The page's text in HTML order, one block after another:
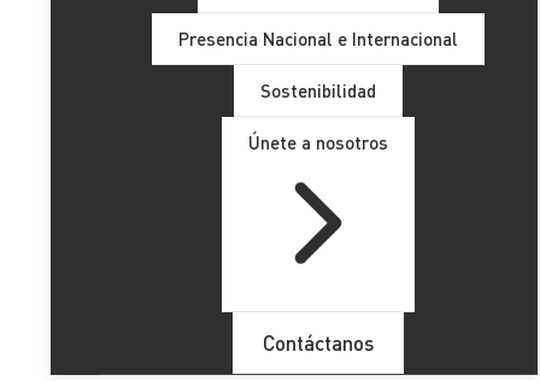
Presencia Nacional e Internacional
Sostenibilidad
Únete a nosotros
Contáctanos
Ampliación de los plazos de
garantía en la venta de